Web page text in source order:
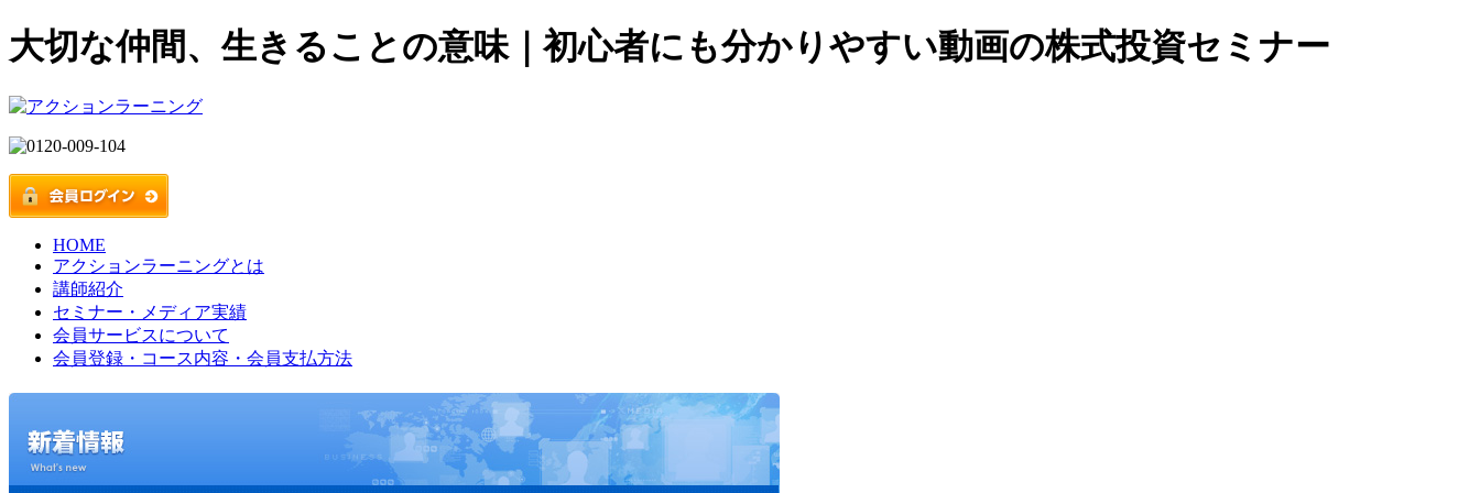
大切な仲間、生きることの意味｜初心者にも分かりやすい動画の株式投資セミナー
HOME
アクションラーニングとは
講師紹介
セミナー・メディア実績
会員サービスについて
会員登録・コース内容・会員支払方法